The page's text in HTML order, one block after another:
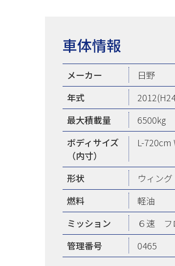
車体情報
メーカー 日野
年式
最大積載量
6500kg
ボディサイズ
（内寸）
L-720cm
形状 ウィング
燃料
軽油
ミッション
６速
管理番号
0465